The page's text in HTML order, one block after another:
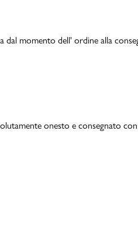
dal momento dell' ordine alla
onesto e consegnato